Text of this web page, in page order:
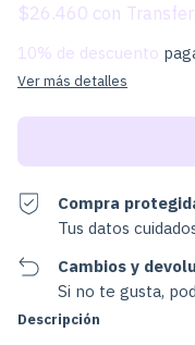
$26.460 con
10% de descuento
Ver más detalles
Compra
Tus datos
Cambios y
Si no te gusta,
Descripción